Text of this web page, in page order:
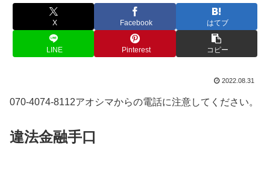
X Facebook はてブ
LINE Pinterest コピー
2022.08.31
070-4074-8112アオシマからの電話に注意してください。
違法金融手口